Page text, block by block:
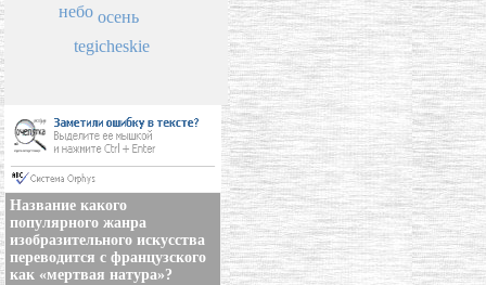
осень
tegicheskie
небо
Название какого
популярного жанра
изобразительного искусства
переводится с французского
как «мертвая натура»?